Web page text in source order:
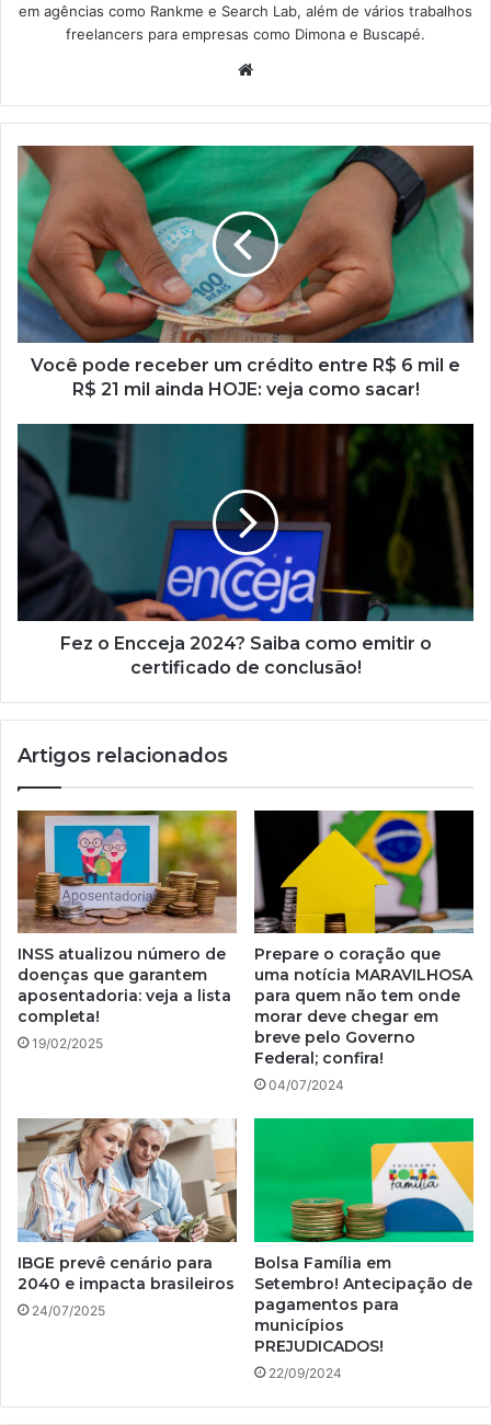
em agências como Rankme e Search Lab, além de vários trabalhos
freelancers para empresas como Dimona e Buscapé.
Você
pode
receber
um
crédito
entre
R$
mil
ainda
HOJE:
como
Você pode receber um crédito entre R$ 6 mil e
R$ 21 mil ainda HOJE: veja como sacar!
o
Encceja
2024?
Saiba
emitir
o
certificado
Fez o Encceja 2024? Saiba como emitir o
certificado de conclusão!
Artigos relacionados
INSS atualizou número de
doenças que garantem
aposentadoria: veja a lista
completa!
19/02/2025
Prepare o coração que
uma notícia MARAVILHOSA
para quem não tem onde
morar deve chegar em
breve pelo Governo
Federal; confira!
04/07/2024
IBGE prevê cenário para
2040 e impacta brasileiros
24/07/2025
Bolsa Família em
Setembro! Antecipação de
pagamentos para
municípios
PREJUDICADOS!
22/09/2024